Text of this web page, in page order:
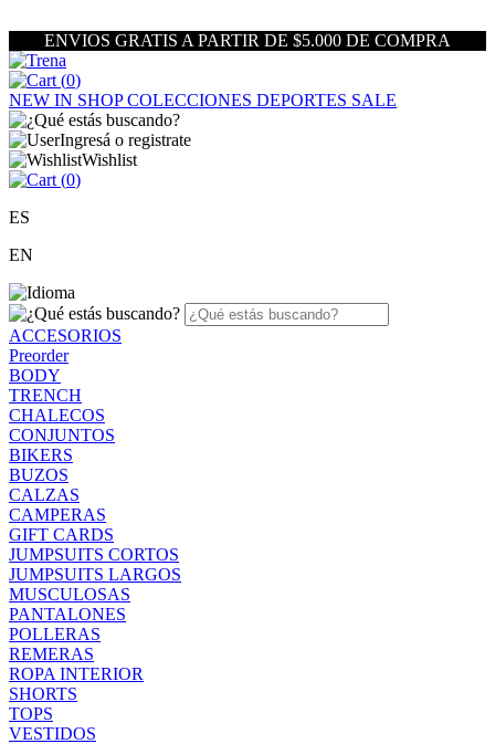
ENVIOS GRATIS A PARTIR DE $5.000 DE COMPRA
(0)
NEW IN SHOPCOLECCIONES DEPORTES SALE
Ingresá o registrate
Wishlist
(0)
ES
EN
ACCESORIOS
Preorder
BODY
TRENCH
CHALECOS
CONJUNTOS
BIKERS
BUZOS
CALZAS
CAMPERAS
GIFT CARDS
JUMPSUITS CORTOS
JUMPSUITS LARGOS
MUSCULOSAS
PANTALONES
POLLERAS
REMERAS
ROPA INTERIOR
SHORTS
TOPS
VESTIDOS